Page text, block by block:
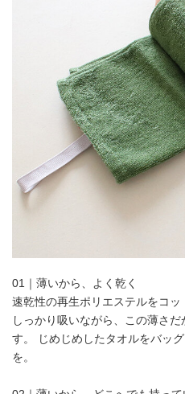
01｜薄いから、よく乾く
速乾性の再生ポリエステルをコッ
しっかり吸いながら、この薄さ
す。 じめじめしたタオルをバッ
を。